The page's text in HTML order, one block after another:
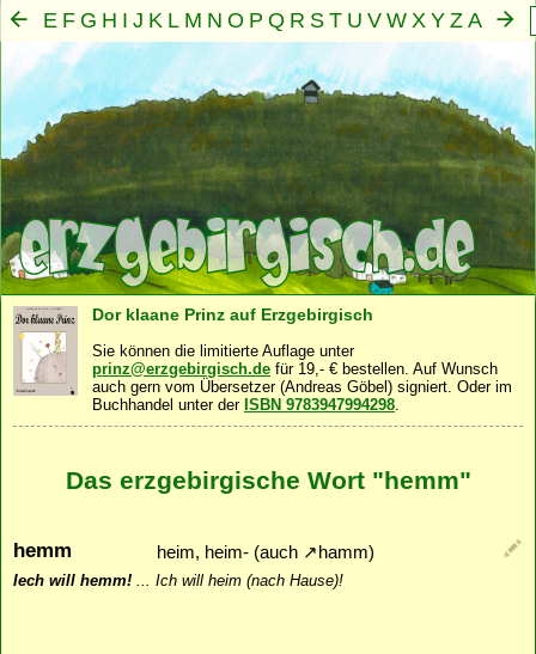
E F G H I J K L M N O P Q R S T U V W X Y Z A
B
Mensch
· Seele·Geist·Familie·Gemeinschaft·
Dor klaane Prinz auf Erzgebirgisch
Sie können die limitierte Auflage unter
prinz@erzgebirgisch.de für 19,- € bestellen. Auf Wunsch
auch gern vom Übersetzer (Andreas Göbel) signiert. Oder im
Buchhandel unter der ISBN 9783947994298.
Das erzgebirgische Wort "hemm"
hemm heim, heim- (auch ↗ hamm)
Iech will hemm! ... Ich will heim (nach Hause)!